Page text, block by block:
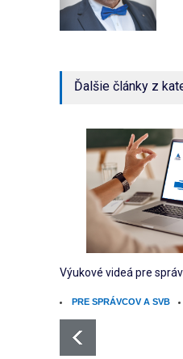
Ďalšie články z
Výukové videá pre
PRE SPRÁVCOV A SVB